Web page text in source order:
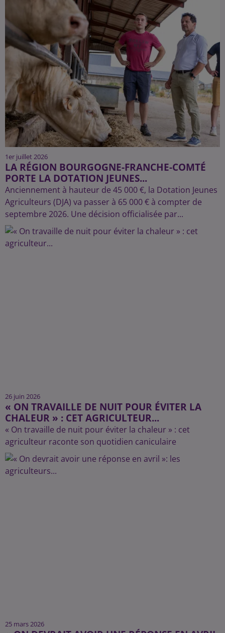
1er juillet 2026
LA RÉGION BOURGOGNE-FRANCHE-COMTÉ
PORTE LA DOTATION JEUNES...
Anciennement à hauteur de 45 000 €, la Dotation Jeunes
Agriculteurs (DJA) va passer à 65 000 € à compter de
septembre 2026. Une décision officialisée par...
26 juin 2026
« ON TRAVAILLE DE NUIT POUR ÉVITER LA
CHALEUR » : CET AGRICULTEUR...
« On travaille de nuit pour éviter la chaleur » : cet
agriculteur raconte son quotidien caniculaire
25 mars 2026